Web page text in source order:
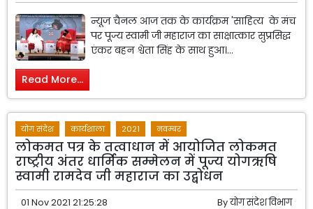
न्यूज चैनल आज तक के कार्यक्रम 'साहित्य के मंच
पर पूज्य स्वामी जी महाराज का साक्षात्कार सुप्रसिद्ध
एंकर बहन श्वेता सिंह के साथ हुआ।...
Read More...
योग संदेश कार्यशाला 2021 नवम्बर
लोकमत पत्र के तत्वाधान में आयोजित लोकमत
राष्ट्रीय अंतर धार्मिक सम्मेलन में पूज्य योगऋषि
स्वामी रामदेव जी महाराज का उद्बोधन
01 Nov 2021 21:25:28 Byयोग संदेश विभाग